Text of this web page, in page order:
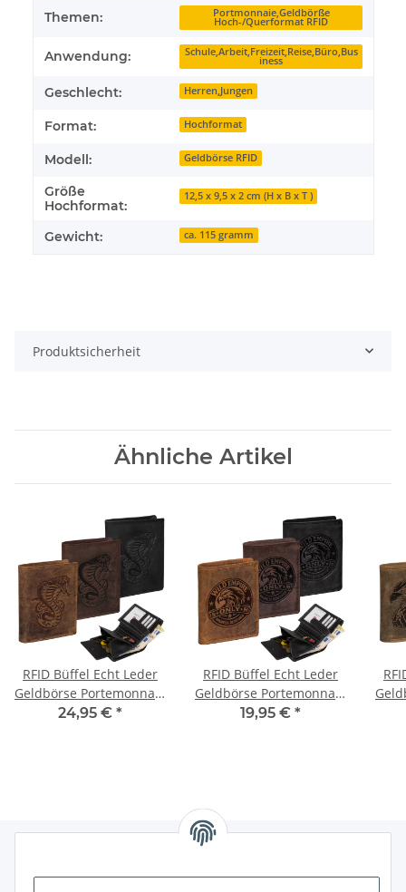
Themen: Portmonnaie,Geldbörße
Hoch-/Querformat RFID
Anwendung: Schule,Arbeit,Freizeit,Reise,Büro,Bus
iness
Geschlecht: Herren,Jungen
Format: Hochformat
Modell: Geldbörse RFID
Größe
Hochformat:
12,5 x 9,5 x 2 cm (H x B x T )
Gewicht: ca. 115 gramm
Produktsicherheit
Ähnliche Artikel
RFID Büffel Echt Leder
Geldbörse Portemonnaie
Herren mit geprägtem
24,95 € *
RFID Büffel Echt Leder
Geldbörse Portemonnaie
Herren mit geprägtem
19,95 € *